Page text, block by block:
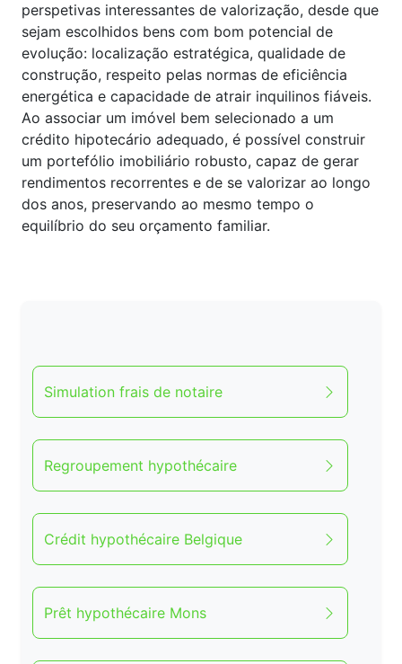
perspetivas interessantes de valorização, desde que
sejam escolhidos bens com bom potencial de
evolução: localização estratégica, qualidade de
construção, respeito pelas normas de eficiência
energética e capacidade de atrair inquilinos fiáveis.
Ao associar um imóvel bem selecionado a um
crédito hipotecário adequado, é possível construir
um portefólio imobiliário robusto, capaz de gerar
rendimentos recorrentes e de se valorizar ao longo
dos anos, preservando ao mesmo tempo o
equilíbrio do seu orçamento familiar.
Simulation frais de notaire
Regroupement hypothécaire
Crédit hypothécaire Belgique
Prêt hypothécaire Mons